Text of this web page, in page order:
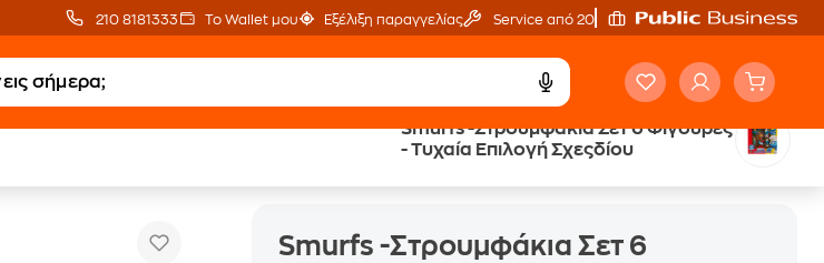
210 8181333 Το Wallet μου Εξέλιξη παραγγελίας Service από 20'
Smurfs -Στρουμφάκια Σετ 6 Φιγούρες
- Τυχαία Επιλογή Σχεςδίου
Smurfs -Στρουμφάκια Σετ 6 Φιγούρες - Τυχαία Επιλογή Σχεςδίου
Smurfs -Στρουμφάκια Σετ 6